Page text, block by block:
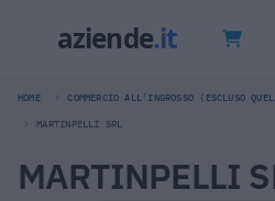
HOME COMMERCIO ALL'INGROSSO (ESCLUSO
MARTINPELLI SRL
MARTINPELLI